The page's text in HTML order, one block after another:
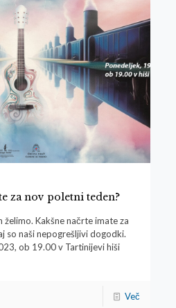
za nov poletni teden?
Kakšne načrte imate za
so naši nepogrešljivi dogodki.
ob 19.00 v Tartinijevi hiši
Več